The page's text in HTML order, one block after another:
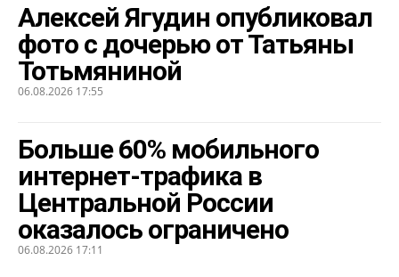
Алексей Ягудин опубликовал
фото с дочерью от Татьяны
Тотьмяниной
06.08.2026 17:55
Больше 60% мобильного
интернет-трафика в
Центральной России
оказалось ограничено
06.08.2026 17:11